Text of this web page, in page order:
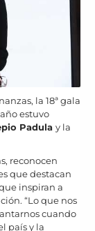
la 18ª gala
estuvo
Padula y la
reconocen
que destacan
inspiran a
“Lo que nos
cuando
país y la